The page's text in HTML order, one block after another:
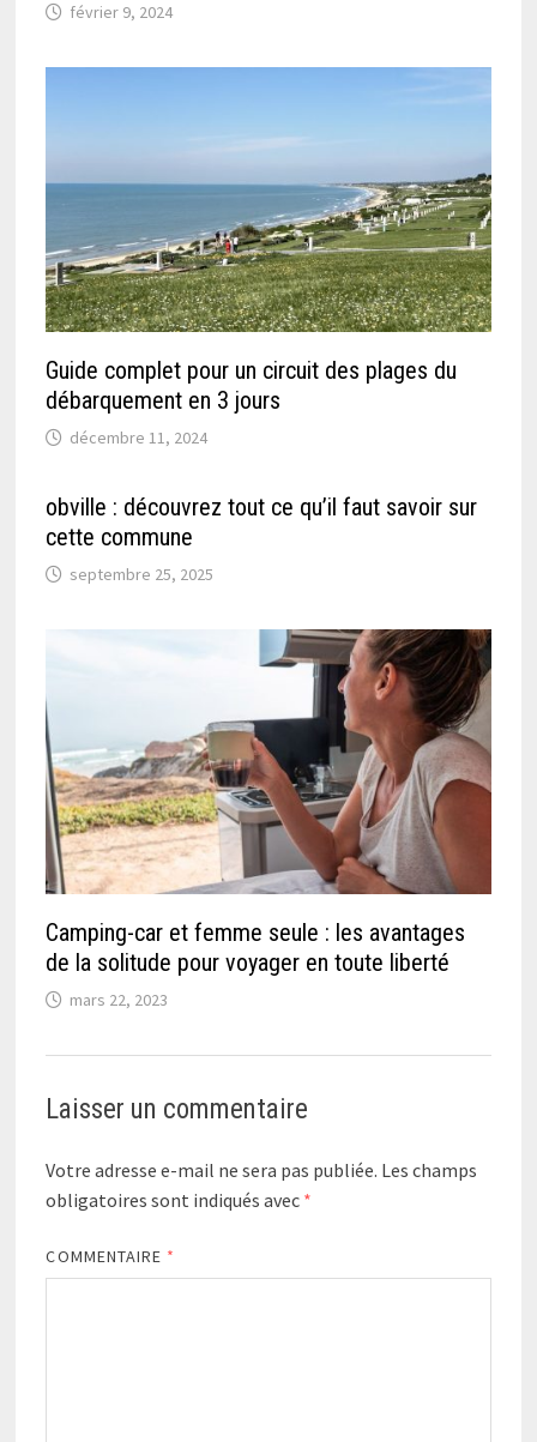
février 9, 2024
Guide complet pour un circuit des plages du
débarquement en 3 jours
décembre 11, 2024
obville : découvrez tout ce qu’il faut savoir sur
cette commune
septembre 25, 2025
Camping-car et femme seule : les avantages
de la solitude pour voyager en toute liberté
mars 22, 2023
Laisser un commentaire
Votre adresse e-mail ne sera pas publiée. Les champs
obligatoires sont indiqués avec *
COMMENTAIRE *